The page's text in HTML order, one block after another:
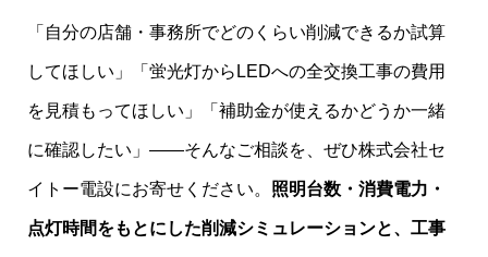
「自分の店舗・事務所でどのくらい削減できるか試算
してほしい」「蛍光灯からLEDへの全交換工事の費用
を見積もってほしい」「補助金が使えるかどうか一緒
に確認したい」——そんなご相談を、ぜひ株式会社セ
イトー電設にお寄せください。 照明台数・消費電力・
点灯時間をもとにした削減シミュレーションと、工事